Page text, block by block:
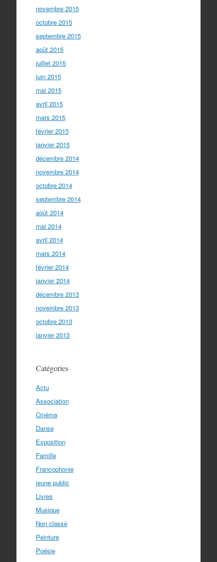
novembre 2015
octobre 2015
septembre 2015
août 2015
juillet 2015
juin 2015
mai 2015
avril 2015
mars 2015
février 2015
janvier 2015
décembre 2014
novembre 2014
octobre 2014
septembre 2014
août 2014
mai 2014
avril 2014
mars 2014
février 2014
janvier 2014
décembre 2013
novembre 2013
octobre 2013
janvier 2013
Catégories
Actu
Association
Cinéma
Danse
Exposition
Famille
Francophonie
jeune public
Livres
Musique
Non classé
Peinture
Poésie